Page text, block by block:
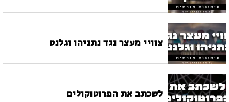
צוויי מעצר נגד נתניהו וגלנט
לשכתב את הפרוטוקולים